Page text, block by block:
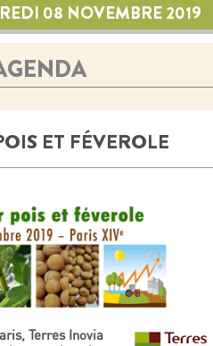
08 NOVEMBRE 2019
ET FÉVEROLE
Terres Inovia